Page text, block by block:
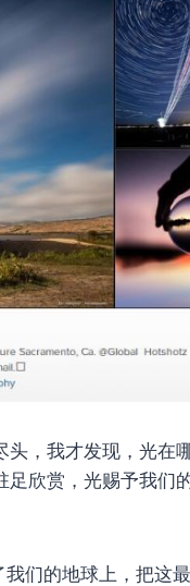
，我才发现，光在
欣赏，光赐予我们
们的地球上，把这